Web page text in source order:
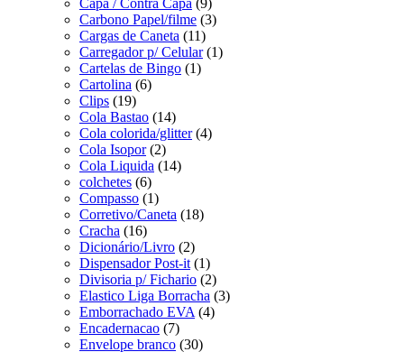
Carbono Papel/filme (3)
Cargas de Caneta (11)
Carregador p/ Celular (1)
Cartelas de Bingo (1)
Cartolina (6)
Clips (19)
Cola Bastao (14)
Cola colorida/glitter (4)
Cola Isopor (2)
Cola Liquida (14)
colchetes (6)
Compasso (1)
Corretivo/Caneta (18)
Cracha (16)
Dicionário/Livro (2)
Dispensador Post-it (1)
Divisoria p/ Fichario (2)
Elastico Liga Borracha (3)
Emborrachado EVA (4)
Encadernacao (7)
Envelope branco (30)